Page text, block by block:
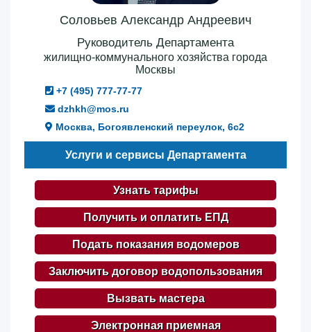
Соловьев Александр Андреевич
Руководитель Департамента
жилищно-коммунального хозяйства города
Москвы
+7 (495) 777-77-77
dzhkh@mos.ru
Москва, Богоявленский переулок, 6с2
Услуги и сервисы Департамента
Узнать тарифы
Получить и оплатить ЕПД
Подать показания водомеров
Заключить договор водопользования
Вызвать мастера
Электронная приемная